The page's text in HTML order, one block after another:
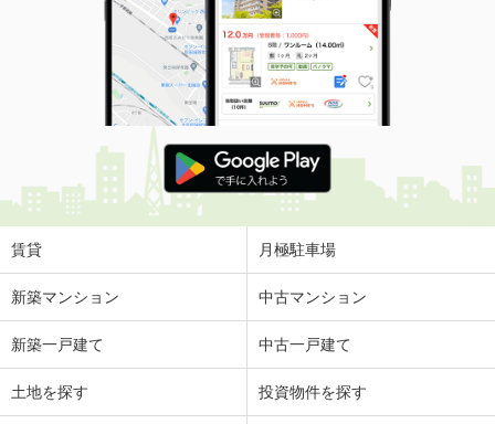
賃貸 月極駐車場
新築マンション 中古マンション
新築一戸建て 中古一戸建て
土地を探す 投資物件を探す